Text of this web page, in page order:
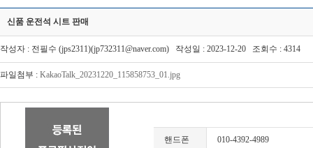
신품 운전석 시트 판매
작성자 : 전필수 (jps2311)(jp732311@naver.com) 작성일 : 2023-12-20 조회수 : 4314
파일첨부 : KakaoTalk_20231220_115858753_01.jpg
핸드폰 010-4392-4989